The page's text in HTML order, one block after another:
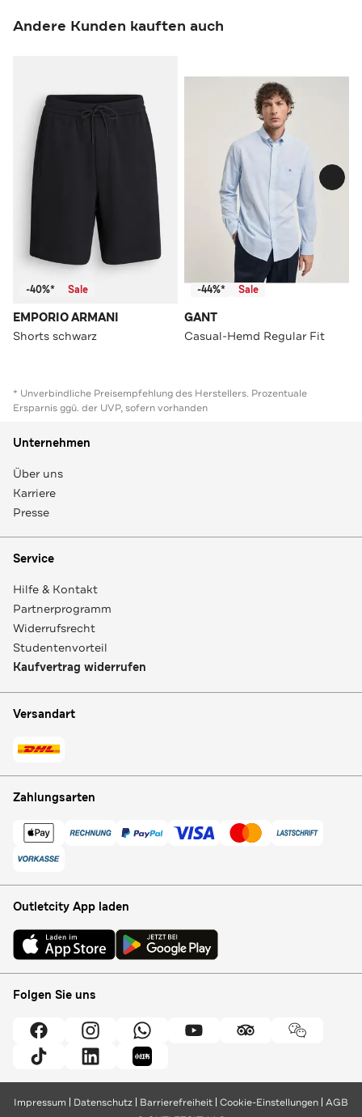
Andere Kunden kauften auch
-40%* Sale
EMPORIO ARMANI
Shorts schwarz
-44%* Sale
GANT
Casual-Hemd Regular Fit
* Unverbindliche Preisempfehlung des Herstellers. Prozentuale
Ersparnis ggü. der UVP, sofern vorhanden
Unternehmen
Über uns
Karriere
Presse
Service
Hilfe & Kontakt
Partnerprogramm
Widerrufsrecht
Studentenvorteil
Kaufvertrag widerrufen
Versandart
Zahlungsarten
Outletcity App laden
Folgen Sie uns
Impressum Datenschutz Barrierefreiheit Cookie-Einstellungen AGB